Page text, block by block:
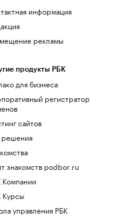
информация
рекламы
продукты РБК
для бизнеса
регистратор
сайтов
знакомств podbor.ru
Компании
Курсы
управления РБК